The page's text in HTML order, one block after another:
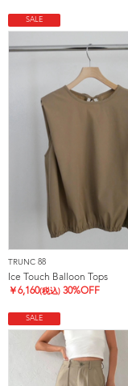
SALE
TRUNC 88
Ice Touch Balloon Tops
￥6,160(税込) 30%OFF
SALE